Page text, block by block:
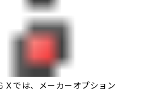
では、メーカーオプション